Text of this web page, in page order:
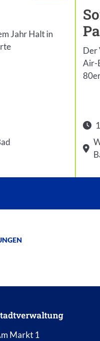
Jahr Halt in
Der
Air-
Markt 1